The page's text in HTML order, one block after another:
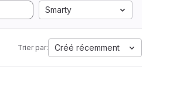
Smarty
Trier par: Créé récemment